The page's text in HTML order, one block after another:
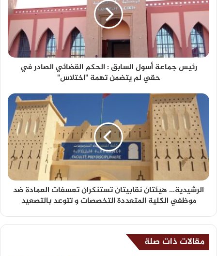
رئيس جماعة أسول السابق : الحكم القضائي الصادر في
حقي لم يتضمن تهمة "اختلاس"
الرشيدية... هيئتان نقابيتان تستنكران تعسفات العمادة ضد
موظفي الكلية المتعددة التخصصات و تتوعد بالتصعيد
مقالات ذات صلة